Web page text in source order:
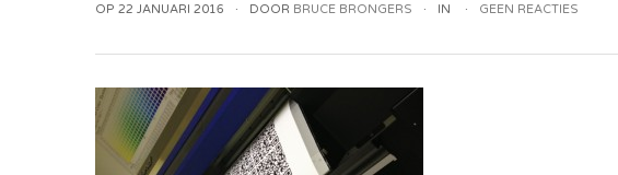
OP 22 JANUARI 2016 DOOR BRUCE BRONGERS IN GEEN REACTIES